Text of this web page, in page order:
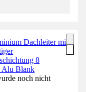
Dachleiter mit
8
Alu Blank
noch nicht